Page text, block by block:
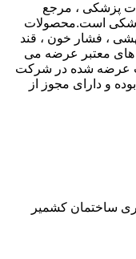
پزشکی ، مرجع
است.محصولات
، فشار خون ، قند
های معتبر عرضه می
عرضه شده در شرکت
و دارای مجوز از
ساختمان کشمیر